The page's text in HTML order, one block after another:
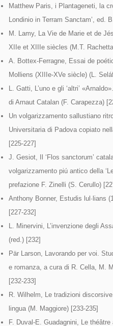
Matthew Paris, i Plantageneti, la
Londinio in Terram Sanctam’, ed.
M. Lamy, La Vie de Marie et de
XIIe et XIIIe siècles (M.T.
A. Bottex-Ferragne, Essai de
Molliens (XIIIe-XVe siècle) (L.
L. Gatti, L’uno e gli ‘altri’
di Arnaut Catalan (F. Carapezza)
Un volgarizzamento sallustiano
Universitaria di Padova copiato
[225-227]
J. Gesiot, Il ‘Flos sanctorum’
volgarizzamento piú antico della
prefazione F. Zinelli (S. Cerullo)
Anthony Bonner, Estudis lul·lians
[227-232]
L. Minervini, L’invenzione degli
(red.) [232]
Pär Larson, Lavorando per voi.
e romanza, a cura di R. Cella, M.
[232-233]
R. Wilhelm, Le tradizioni
lingua (M. Maggiore) [233-235]
F. Duval-E. Guadagnini, Le